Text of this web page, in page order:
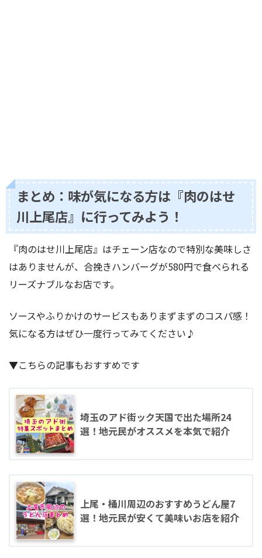
まとめ：味が気になる方は『肉のはせ
川上尾店』に行ってみよう！
『肉のはせ川上尾店』はチェーン店なので特別な美味しさ
はありませんが、合挽きハンバーグが580円で食べられる
リーズナブルなお店です。
ソースやふりかけのサービスもありまずまずのコスパ感！
気になる方はぜひ一度行ってみてください♪
▼こちらの記事もおすすめです
埼玉のアド街ック天国で出た場所24
選！地元民がオススメを本気で紹介
上尾・桶川周辺のおすすめうどん屋7
選！地元民が安くて美味いお店を紹介